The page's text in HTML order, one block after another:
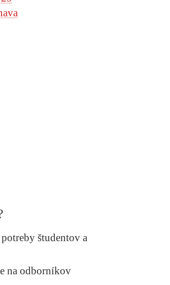
študentov a
na odborníkov